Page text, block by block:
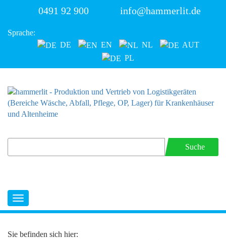
0491 92 900 info@hammerlit.de
Sprache:
DE
EN NL
AUT
PL
Suche
Sie befinden sich hier: